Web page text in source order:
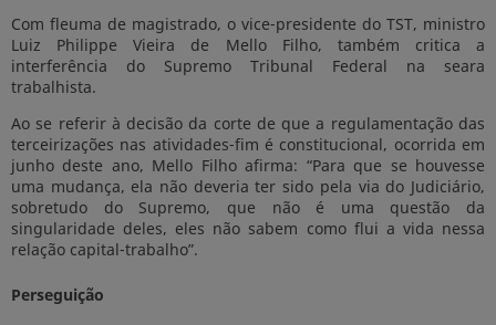
Com fleuma de magistrado, o vice-presidente do TST, ministro
Luiz Philippe Vieira de Mello Filho, também critica a
interferência do Supremo Tribunal Federal na seara
trabalhista.
Ao se referir à decisão da corte de que a regulamentação das
terceirizações nas atividades-fim é constitucional, ocorrida em
junho deste ano, Mello Filho afirma: “Para que se houvesse
uma mudança, ela não deveria ter sido pela via do Judiciário,
sobretudo do Supremo, que não é uma questão da
singularidade deles, eles não sabem como flui a vida nessa
relação capital-trabalho”.
Perseguição